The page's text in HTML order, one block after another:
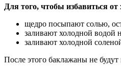
Для того, чтобы избавиться
щедро посыпают солью,
заливают холодной водой
заливают холодной
После этого баклажаны не